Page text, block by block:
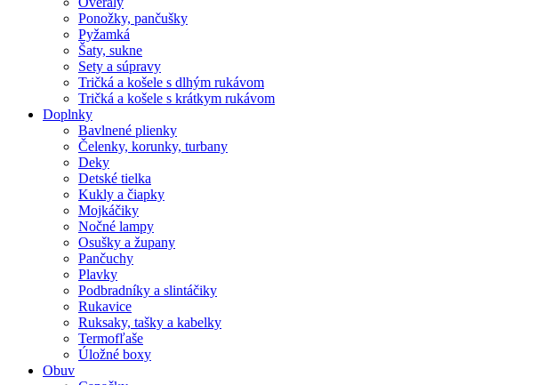
Ponožky, pančušky
Pyžamká
Šaty, sukne
Sety a súpravy
Tričká a košele s dlhým rukávom
Tričká a košele s krátkym rukávom
Doplnky
Bavlnené plienky
Čelenky, korunky, turbany
Deky
Detské tielka
Kukly a čiapky
Mojkáčiky
Nočné lampy
Osušky a župany
Pančuchy
Plavky
Podbradníky a slintáčiky
Rukavice
Ruksaky, tašky a kabelky
Termofľaše
Úložné boxy
Obuv